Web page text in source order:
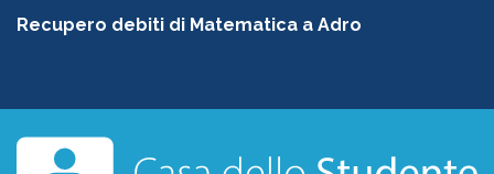
Recupero debiti di Matematica a Adro